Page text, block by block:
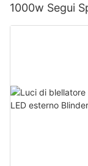
1000w Segui